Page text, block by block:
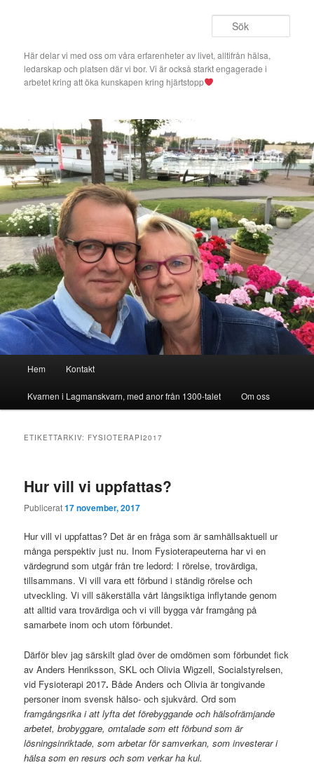
innehåll
innehållHär delar vi med oss om våra erfarenheter av livet, alltifrån hälsa,
ledarskap och platsen där vi bor. Vi är också starkt engagerade i
arbetet kring att öka kunskapen kring hjärtstopp
Hem Kontakt
Kvarnen i Lagmanskvarn, med anor från 1300-talet Om oss
ETIKETTARKIV: FYSIOTERAPI2017
Hur vill vi uppfattas?
Publicerat17 november, 2017
Hur vill vi uppfattas? Det är en fråga som är samhällsaktuell ur
många perspektiv just nu. Inom Fysioterapeuterna har vi en
värdegrund som utgår från tre ledord: I rörelse, trovärdiga,
tillsammans. Vi vill vara ett förbund i ständig rörelse och
utveckling. Vi vill säkerställa vårt långsiktiga inflytande genom
att alltid vara trovärdiga och vi vill bygga vår framgång på
samarbete inom och utom förbundet.
Därför blev jag särskilt glad över de omdömen som förbundet fick
av Anders Henriksson, SKL och Olivia Wigzell, Socialstyrelsen,
vid Fysioterapi 2017. Både Anders och Olivia är tongivande
personer inom svensk hälso- och sjukvård. Ord som
framgångsrika i att lyfta det förebyggande och hälsofrämjande
arbetet, brobyggare, omtalade som ett förbund som är
lösningsinriktade, som arbetar för samverkan, som investerar i
hälsa som en resurs och som verkar ha kul.